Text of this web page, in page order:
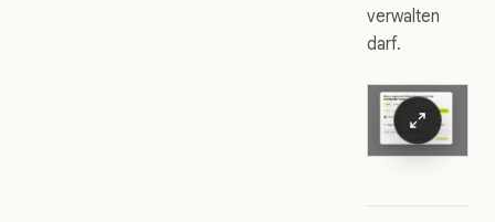
verwalten
darf.